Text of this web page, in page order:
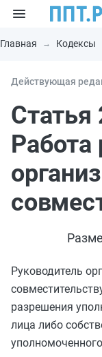
Главная Кодексы
Действующая
Работа
Руководитель
разрешения
лица либо